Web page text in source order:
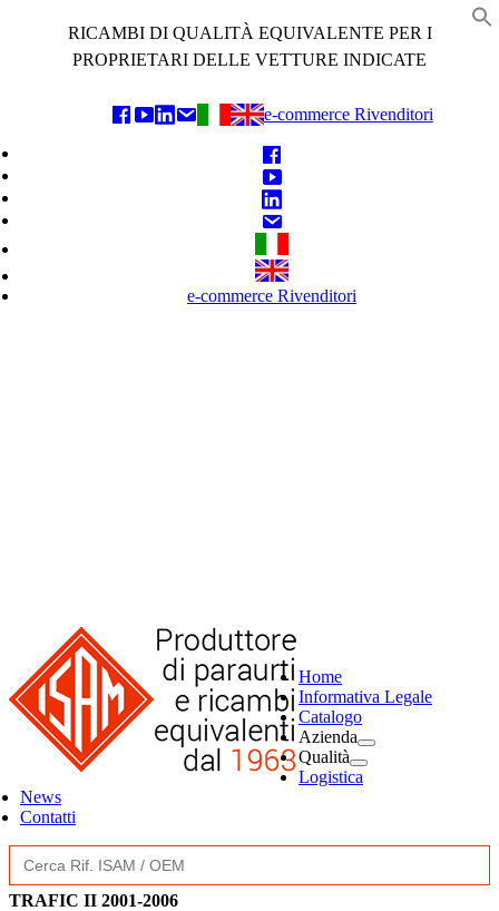
RICAMBI DI QUALITÀ EQUIVALENTE PER I
PROPRIETARI DELLE VETTURE INDICATE
e-commerce Rivenditori
e-commerce Rivenditori
Home
Informativa Legale
Catalogo
Azienda
Qualità
Logistica
News
Contatti
Search
for:
TRAFIC II 2001-2006